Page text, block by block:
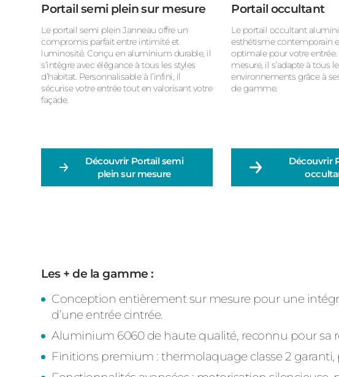
Portail semi plein sur mesure
Le portail semi plein Janneau offre un
compromis parfait entre intimité et
luminosité. Conçu en aluminium durable, il
s’intègre avec élégance à tous les styles
d’habitat. Personnalisable à l’infini, il
sécurise votre entrée tout en valorisant votre
façade.
Découvrir Portail semi
plein sur mesure
Portail occultant
Le portail occultant
esthétisme contemporain
optimale pour votre
mesure, il s’adapte à tous
environnements grâce à
de gamme.
Découvrir
Les + de la gamme :
Conception entièrement sur mesure pour une
d’une entrée cintrée.
Aluminium 6060 de haute qualité, reconnu pour sa
Finitions premium : thermolaquage classe 2 garanti,